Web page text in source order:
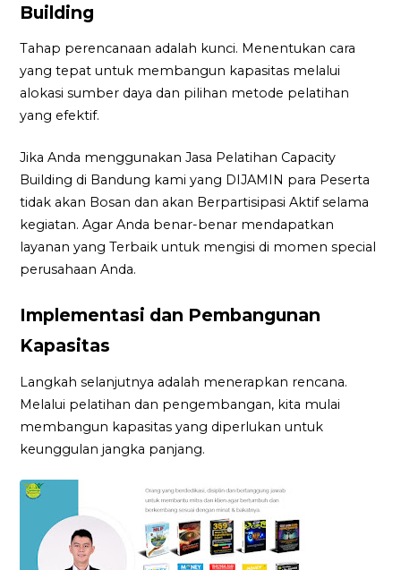
Building
Tahap perencanaan adalah kunci. Menentukan cara
yang tepat untuk membangun kapasitas melalui
alokasi sumber daya dan pilihan metode pelatihan
yang efektif.
Jika Anda menggunakan Jasa Pelatihan Capacity
Building di Bandung kami yang DIJAMIN para Peserta
tidak akan Bosan dan akan Berpartisipasi Aktif selama
kegiatan. Agar Anda benar-benar mendapatkan
layanan yang Terbaik untuk mengisi di momen special
perusahaan Anda.
Implementasi dan Pembangunan
Kapasitas
Langkah selanjutnya adalah menerapkan rencana.
Melalui pelatihan dan pengembangan, kita mulai
membangun kapasitas yang diperlukan untuk
keunggulan jangka panjang.